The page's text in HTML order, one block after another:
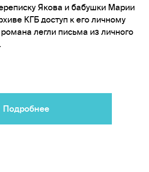
Якова и бабушки Марии
КГБ доступ к его личному
легли письма из личного
Подробнее